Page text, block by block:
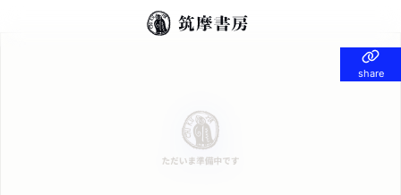
share
share